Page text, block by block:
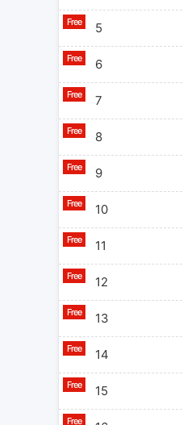
5
6
7
8
9
10
11
12
13
14
15